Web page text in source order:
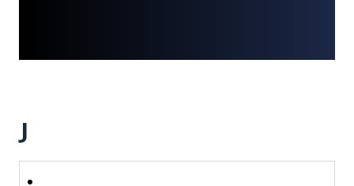
J